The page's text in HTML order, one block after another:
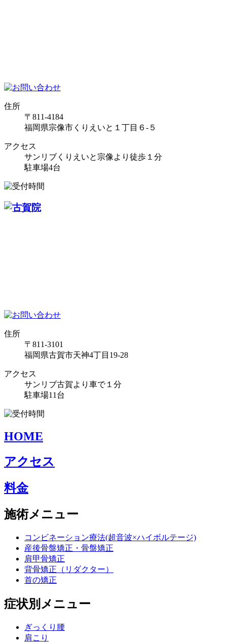
住所
〒811-4184
福岡県宗像市くりえいと１丁目６-５
アクセス
サンリブくりえいと宗像より徒歩１分
駐車場4台
住所
〒811-3101
福岡県古賀市天神4丁目19-28
アクセス
サンリブ古賀より車で１分
駐車場11台
HOME
アクセス
料金
施術メニュー
コンビネーション療法(超音波×ハイボルテージ)
産後骨盤矯正・骨盤矯正
肩甲骨矯正
背骨矯正（リダクター）
首の矯正
症状別メニュー
ぎっくり腰
肩こり